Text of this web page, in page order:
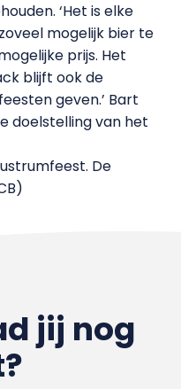
‘Het is elke
mogelijk bier te
prijs. Het
blijft ook de
geven.’ Bart
doelstelling van het
De
jij nog